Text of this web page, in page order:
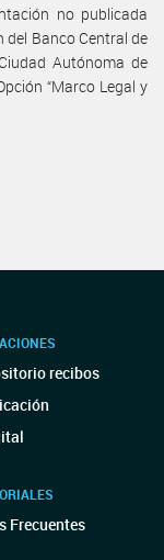
no publicada
del Banco Central de
Autónoma de
“Marco Legal y
recibos
Frecuentes